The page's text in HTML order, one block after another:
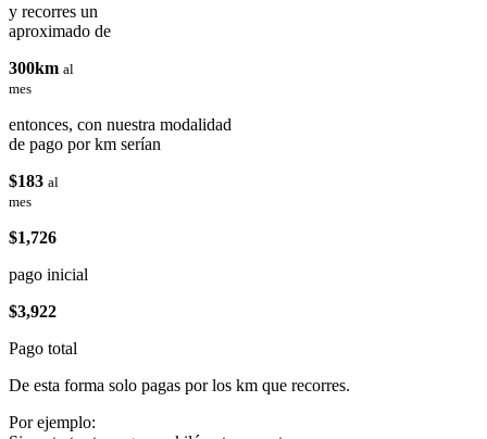
y recorres un
aproximado de
300km al
mes
entonces, con nuestra modalidad
de pago por km serían
$183 al
mes
$1,726
pago inicial
$3,922
Pago total
De esta forma solo pagas por los km que recorres.
Por ejemplo: